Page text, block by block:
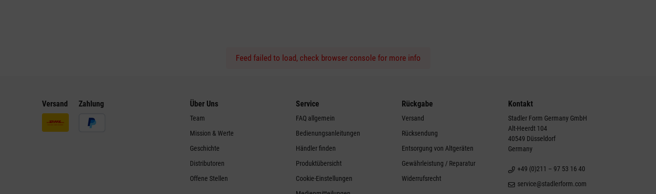
Feed failed to load, check browser console for more info
Versand Zahlung Über Uns
Team
Mission & Werte
Geschichte
Distributoren
Offene Stellen
Service
FAQ allgemein
Bedienungsanleitungen
Händler finden
Produktübersicht
Cookie-Einstellungen
Rückgabe
Versand
Rücksendung
Entsorgung von Altgeräten
Gewährleistung / Reparatur
Widerrufsrecht
Kontakt
Stadler Form Germany GmbH
Alt-Heerdt 104
40549 Düsseldorf
Germany
+49 (0)211 – 97 53 16 40
service@stadlerform.com